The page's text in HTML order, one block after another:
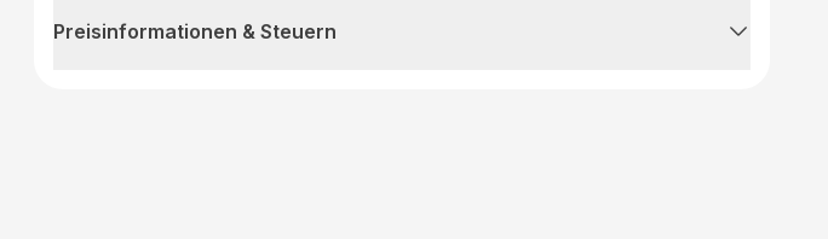
Preisinformationen & Steuern